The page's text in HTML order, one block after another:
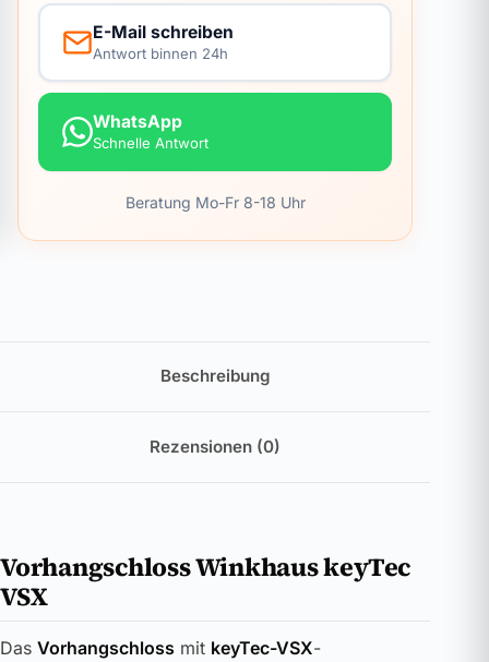
E-Mail schreiben
Antwort binnen 24h
WhatsApp
Schnelle Antwort
Beratung Mo-Fr 8-18 Uhr
Beschreibung
Rezensionen (0)
Vorhangschloss Winkhaus keyTec
VSX
Das Vorhangschloss mit keyTec-VSX-